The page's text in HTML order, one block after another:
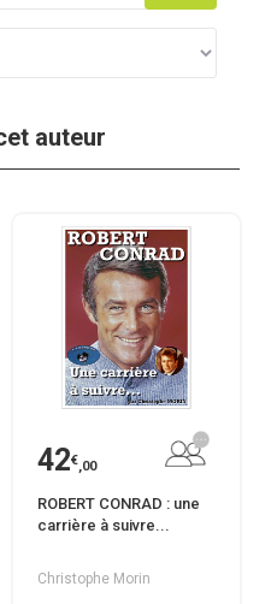
auteur
42€,00
ROBERT CONRAD : une
carrière à suivre...
Christophe Morin